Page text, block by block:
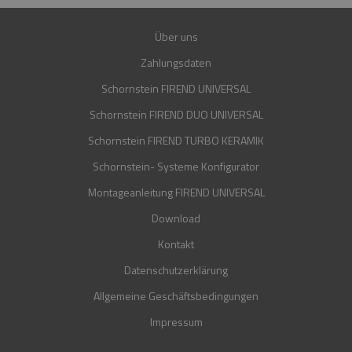
Über uns
Zahlungsdaten
Schornstein FIREND UNIVERSAL
Schornstein FIREND DUO UNIVERSAL
Schornstein FIREND TURBO KERAMIK
Schornstein- Systeme Konfigurator
Montageanleitung FIREND UNIVERSAL
Download
Kontakt
Datenschutzerklärung
Allgemeine Geschäftsbedingungen
Impressum